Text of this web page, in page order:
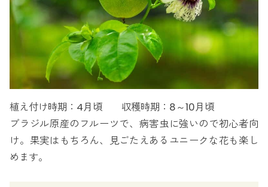
植え付け時期：4月頃 収穫時期：8～10月頃
ブラジル原産のフルーツで、病害虫に強いので初心者向
け。果実はもちろん、見ごたえあるユニークな花も楽し
めます。